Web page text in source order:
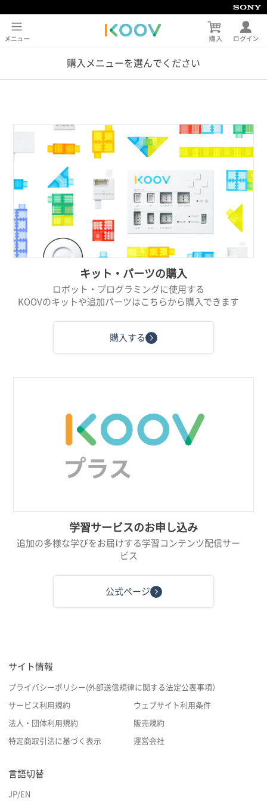
購入メニューを選んでください
キット・パーツの購入
ロボット・プログラミングに使用する
KOOVのキットや追加パーツはこちらから購入できます
購入する
学習サービスのお申し込み
追加の多様な学びをお届けする学習コンテンツ配信サー
ビス
公式ページ
サイト情報
プライバシーポリシー(外部送信規律に関する法定公表事項）
サービス利用規約 ウェブサイト利用条件
法人・団体利用規約 販売規約
特定商取引法に基づく表示 運営会社
言語切替
JP/EN